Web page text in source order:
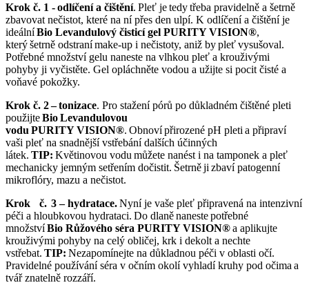
Krok č. 1 - odlíčení a čištění. Pleť je tedy třeba pravidelně a šetrně
zbavovat nečistot, které na ní přes den ulpí. K odlíčení a čištění je
ideálníBio Levandulový čisticí gel PURITY VISION®,
který šetrně odstraní make-up i nečistoty, aniž by pleť vysušoval.
Potřebné množství gelu naneste na vlhkou pleť a krouživými
pohyby ji vyčistěte. Gel opláchněte vodou a užijte si pocit čisté a
voňavé pokožky.
Krok č. 2 – tonizace. Pro stažení pórů po důkladném čištěné pleti
použijteBio Levandulovou
vodu PURITY VISION®. Obnoví přirozené pH pleti a připraví
vaši pleť na snadnější vstřebání dalších účinných
látek. TIP: Květinovou vodu můžete nanést i na tamponek a pleť
mechanicky jemným setřením dočistit. Šetrně ji zbaví patogenní
mikroflóry, mazu a nečistot.
Krok č. 3 – hydratace.Nyní je vaše pleť připravená na intenzivní
péči a hloubkovou hydrataci. Do dlaně naneste potřebné
množstvíBio Růžového séra PURITY VISION®a aplikujte
krouživými pohyby na celý obličej, krk i dekolt a nechte
vstřebat. TIP: Nezapomínejte na důkladnou péči v oblasti očí.
Pravidelné používání séra v očním okolí vyhladí kruhy pod očima a
tvář znatelně rozzáří.